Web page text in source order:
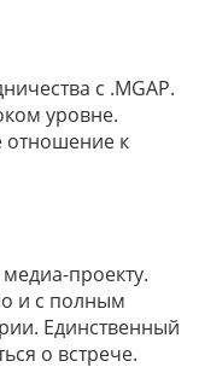
с .MGAP.
уровне.
отношение к
проекту.
и с полным
Единственный
о встрече.